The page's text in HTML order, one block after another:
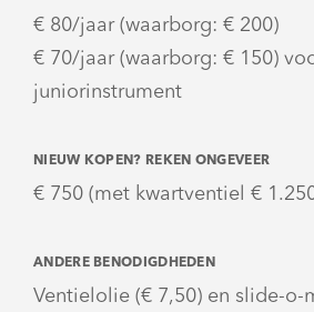
€ 80/jaar (waarborg: € 200)
€ 70/jaar (waarborg: € 150)
juniorinstrument
NIEUW KOPEN? REKEN ONGEVEER
€ 750 (met kwartventiel €
ANDERE BENODIGDHEDEN
Ventielolie (€ 7,50) en slide-o-